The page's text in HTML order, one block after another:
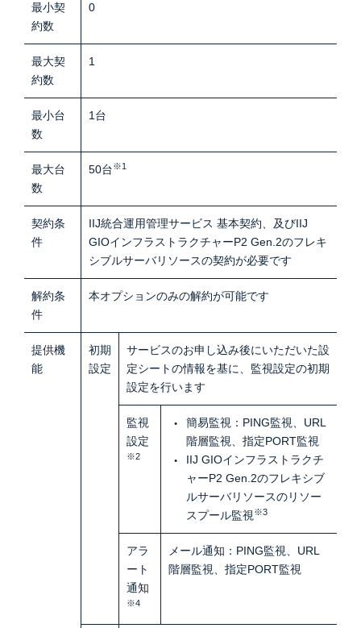
最小契
約数
0
最大契
約数
1
最小台
数
1台
最大台
数
50台※1
契約条
件
IIJ統合運用管理サービス 基本契約、及びIIJ
GIOインフラストラクチャーP2 Gen.2のフレキ
シブルサーバリソースの契約が必要です
解約条
件
本オプションのみの解約が可能です
提供機
能
初期
設定
サービスのお申し込み後にいただいた設
定シートの情報を基に、監視設定の初期
設定を行います
監視
設定
※2
簡易監視：PING監視、URL
階層監視、指定PORT監視
IIJ GIOインフラストラクチ
ャーP2 Gen.2のフレキシブ
ルサーバリソースのリソー
スプール監視 ※3
アラ
ート
通知
※4
メール通知：PING監視、URL
階層監視、指定PORT監視